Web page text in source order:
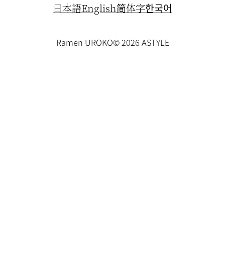
日本語English简体字한국어
Ramen UROKO© 2026 ASTYLE